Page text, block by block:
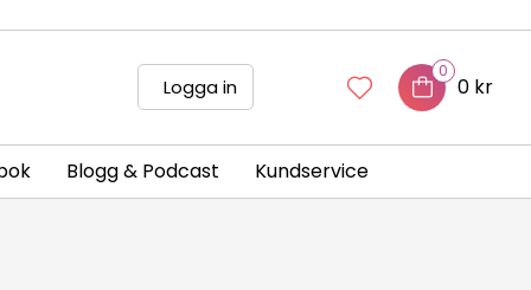
Logga in
0
0 kr
Blogg & Podcast Kundservice